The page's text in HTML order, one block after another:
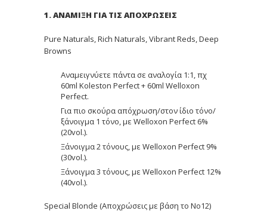
1. ΑΝΑΜΙΞΗ ΓΙΑ ΤΙΣ ΑΠΟΧΡΩΣΕΙΣ
Pure Naturals, Rich Naturals, Vibrant Reds, Deep
Browns
Αναμειγνύετε πάντα σε αναλογία 1:1, πχ
60ml Koleston Perfect + 60ml Welloxon
Perfect.
Για πιο σκούρα απόχρωση/στον ίδιο τόνο/
ξάνοιγμα 1 τόνο, με Welloxon Perfect 6%
(20vol.).
Ξάνοιγμα 2 τόνους, με Welloxon Perfect 9%
(30vol.).
Ξάνοιγμα 3 τόνους, με Welloxon Perfect 12%
(40vol.).
Special Blonde (Αποχρώσεις με βάση το Νο12)